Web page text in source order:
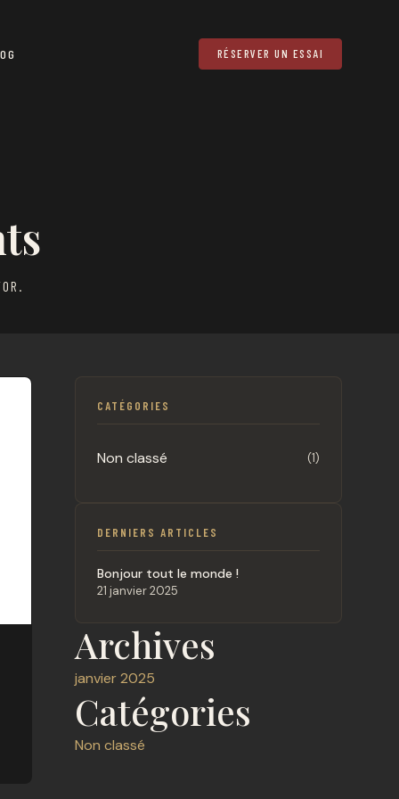
RÉSERVER UN ESSAI
CATÉGORIES
Non classé (1)
DERNIERS ARTICLES
Bonjour tout le monde !
21 janvier 2025
Archives
janvier 2025
Catégories
Non classé